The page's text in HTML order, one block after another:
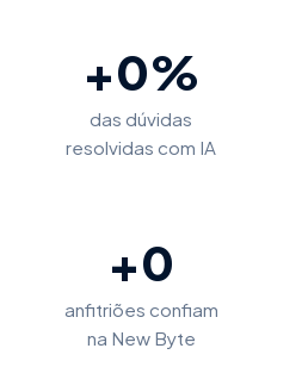
+0%
das dúvidas
resolvidas com IA
+0
anfitriões confiam
na New Byte